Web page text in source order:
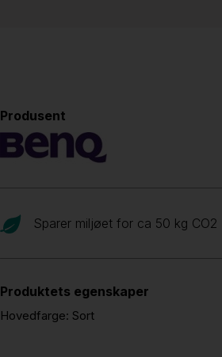
Produsent
Sparer miljøet for ca 50 kg CO2
Produktets egenskaper
Hovedfarge: Sort